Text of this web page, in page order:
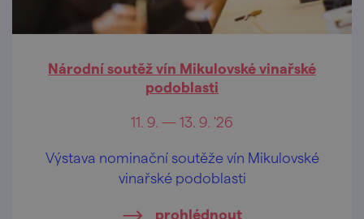
Národní soutěž vín Mikulovské vinařské
podoblasti
11. 9. — 13. 9. '26
Výstava nominační soutěže vín Mikulovské
vinařské podoblasti
prohlédnout